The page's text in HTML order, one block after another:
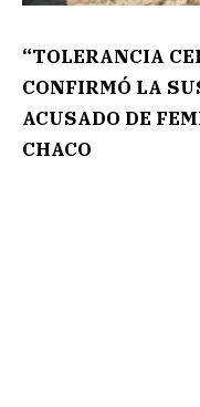
“TOLERANCIA
CONFIRMÓ LA
ACUSADO DE
CHACO